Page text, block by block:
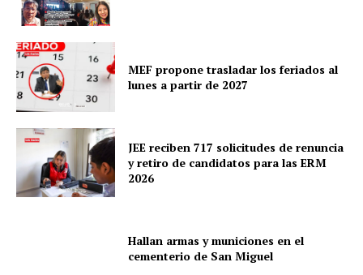
Nosotros
Prensa
MEF propone trasladar los feriados al
lunes a partir de 2027
JEE reciben 717 solicitudes de renuncia
y retiro de candidatos para las ERM
2026
Hallan armas y municiones en el
cementerio de San Miguel